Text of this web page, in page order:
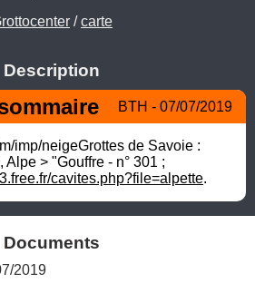
/carte
Description
BTH - 07/07/2019
imp/neigeGrottes de Savoie :
> "Gouffre - n° 301 ;
cavites.php?file=alpette.
Documents
2019